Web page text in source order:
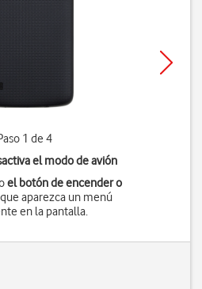
1 de 4
el modo de avión
el botón de encender o
aparezca un menú
en la pantalla.